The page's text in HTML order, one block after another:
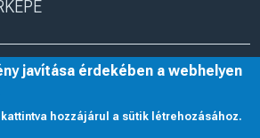
Egyetem I nye.hu I Minden jog fenntartva
javítása érdekében a webhelyen
kattintva hozzájárul a sütik létrehozásához.